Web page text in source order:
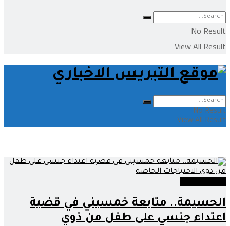
No Result
View All Result
No Result
View All Result
الحسيمة.. متابعة خمسيني في قضية
اعتداء جنسي على طفل من ذوي